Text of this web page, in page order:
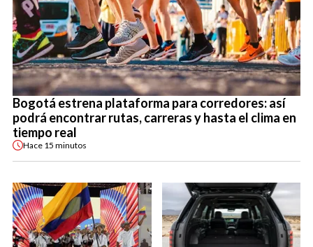
Bogotá estrena plataforma para corredores: así
podrá encontrar rutas, carreras y hasta el clima en
tiempo real
Hace 15 minutos